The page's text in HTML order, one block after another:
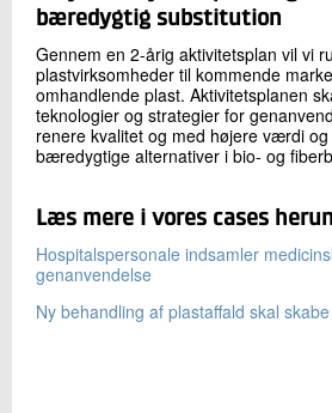
bæredygtig substitution
Gennem en 2-årig aktivitetsplan vil vi
plastvirksomheder til kommende
omhandlende plast. Aktivitetsplanen
teknologier og strategier for
renere kvalitet og med højere værdi
bæredygtige alternativer i bio- og
Læs mere i vores cases
Hospitalspersonale indsamler
genanvendelse
Ny behandling af plastaffald skal